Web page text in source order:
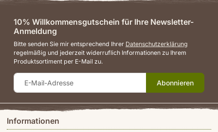
Informationen
10% Willkommensgutschein für Ihre Newsletter-
Anmeldung
Bitte senden Sie mir entsprechend Ihrer Datenschutzerklärung
regelmäßig und jederzeit widerruflich Informationen zu Ihrem
Produktsortiment per E-Mail zu.
Abonnieren